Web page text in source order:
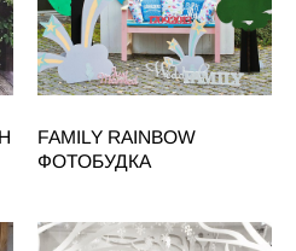
FAMILY RAINBOW
ФОТОБУДКА